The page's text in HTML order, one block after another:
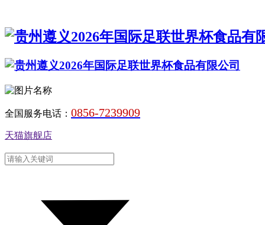
全国服务电话： 0856-7239909
天猫旗舰店